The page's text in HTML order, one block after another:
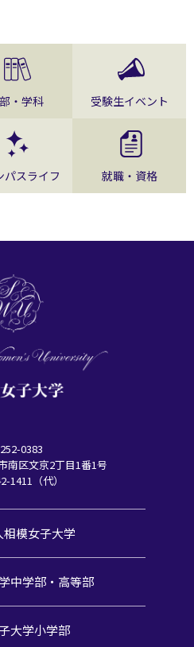
・学科 受験生イベント
パスライフ 就職・資格
0383
南区文京2丁目1番1号
1411（代）
模女子大学
中学部・高等部
大学小学部